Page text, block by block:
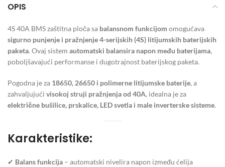
OPIS
4S 40A BMS zaštitna ploča sa balansnom funkcijom omogućava
sigurno punjenje i pražnjenje4-serijskih (4S) litijumskih baterijskih
paketa. Ovaj sistem automatski balansira napon među baterijama,
poboljšavajući performanse i dugotrajnost baterijskog paketa.
Pogodna je za 18650, 26650 i polimerne litijumske baterije, a
zahvaljujući visokoj struji pražnjenja od 40A, idealna je za
električne bušilice, prskalice, LED svetla i male inverterske sisteme.
Karakteristike:
✔ Balans funkcija – automatski nivelira napon između ćelija